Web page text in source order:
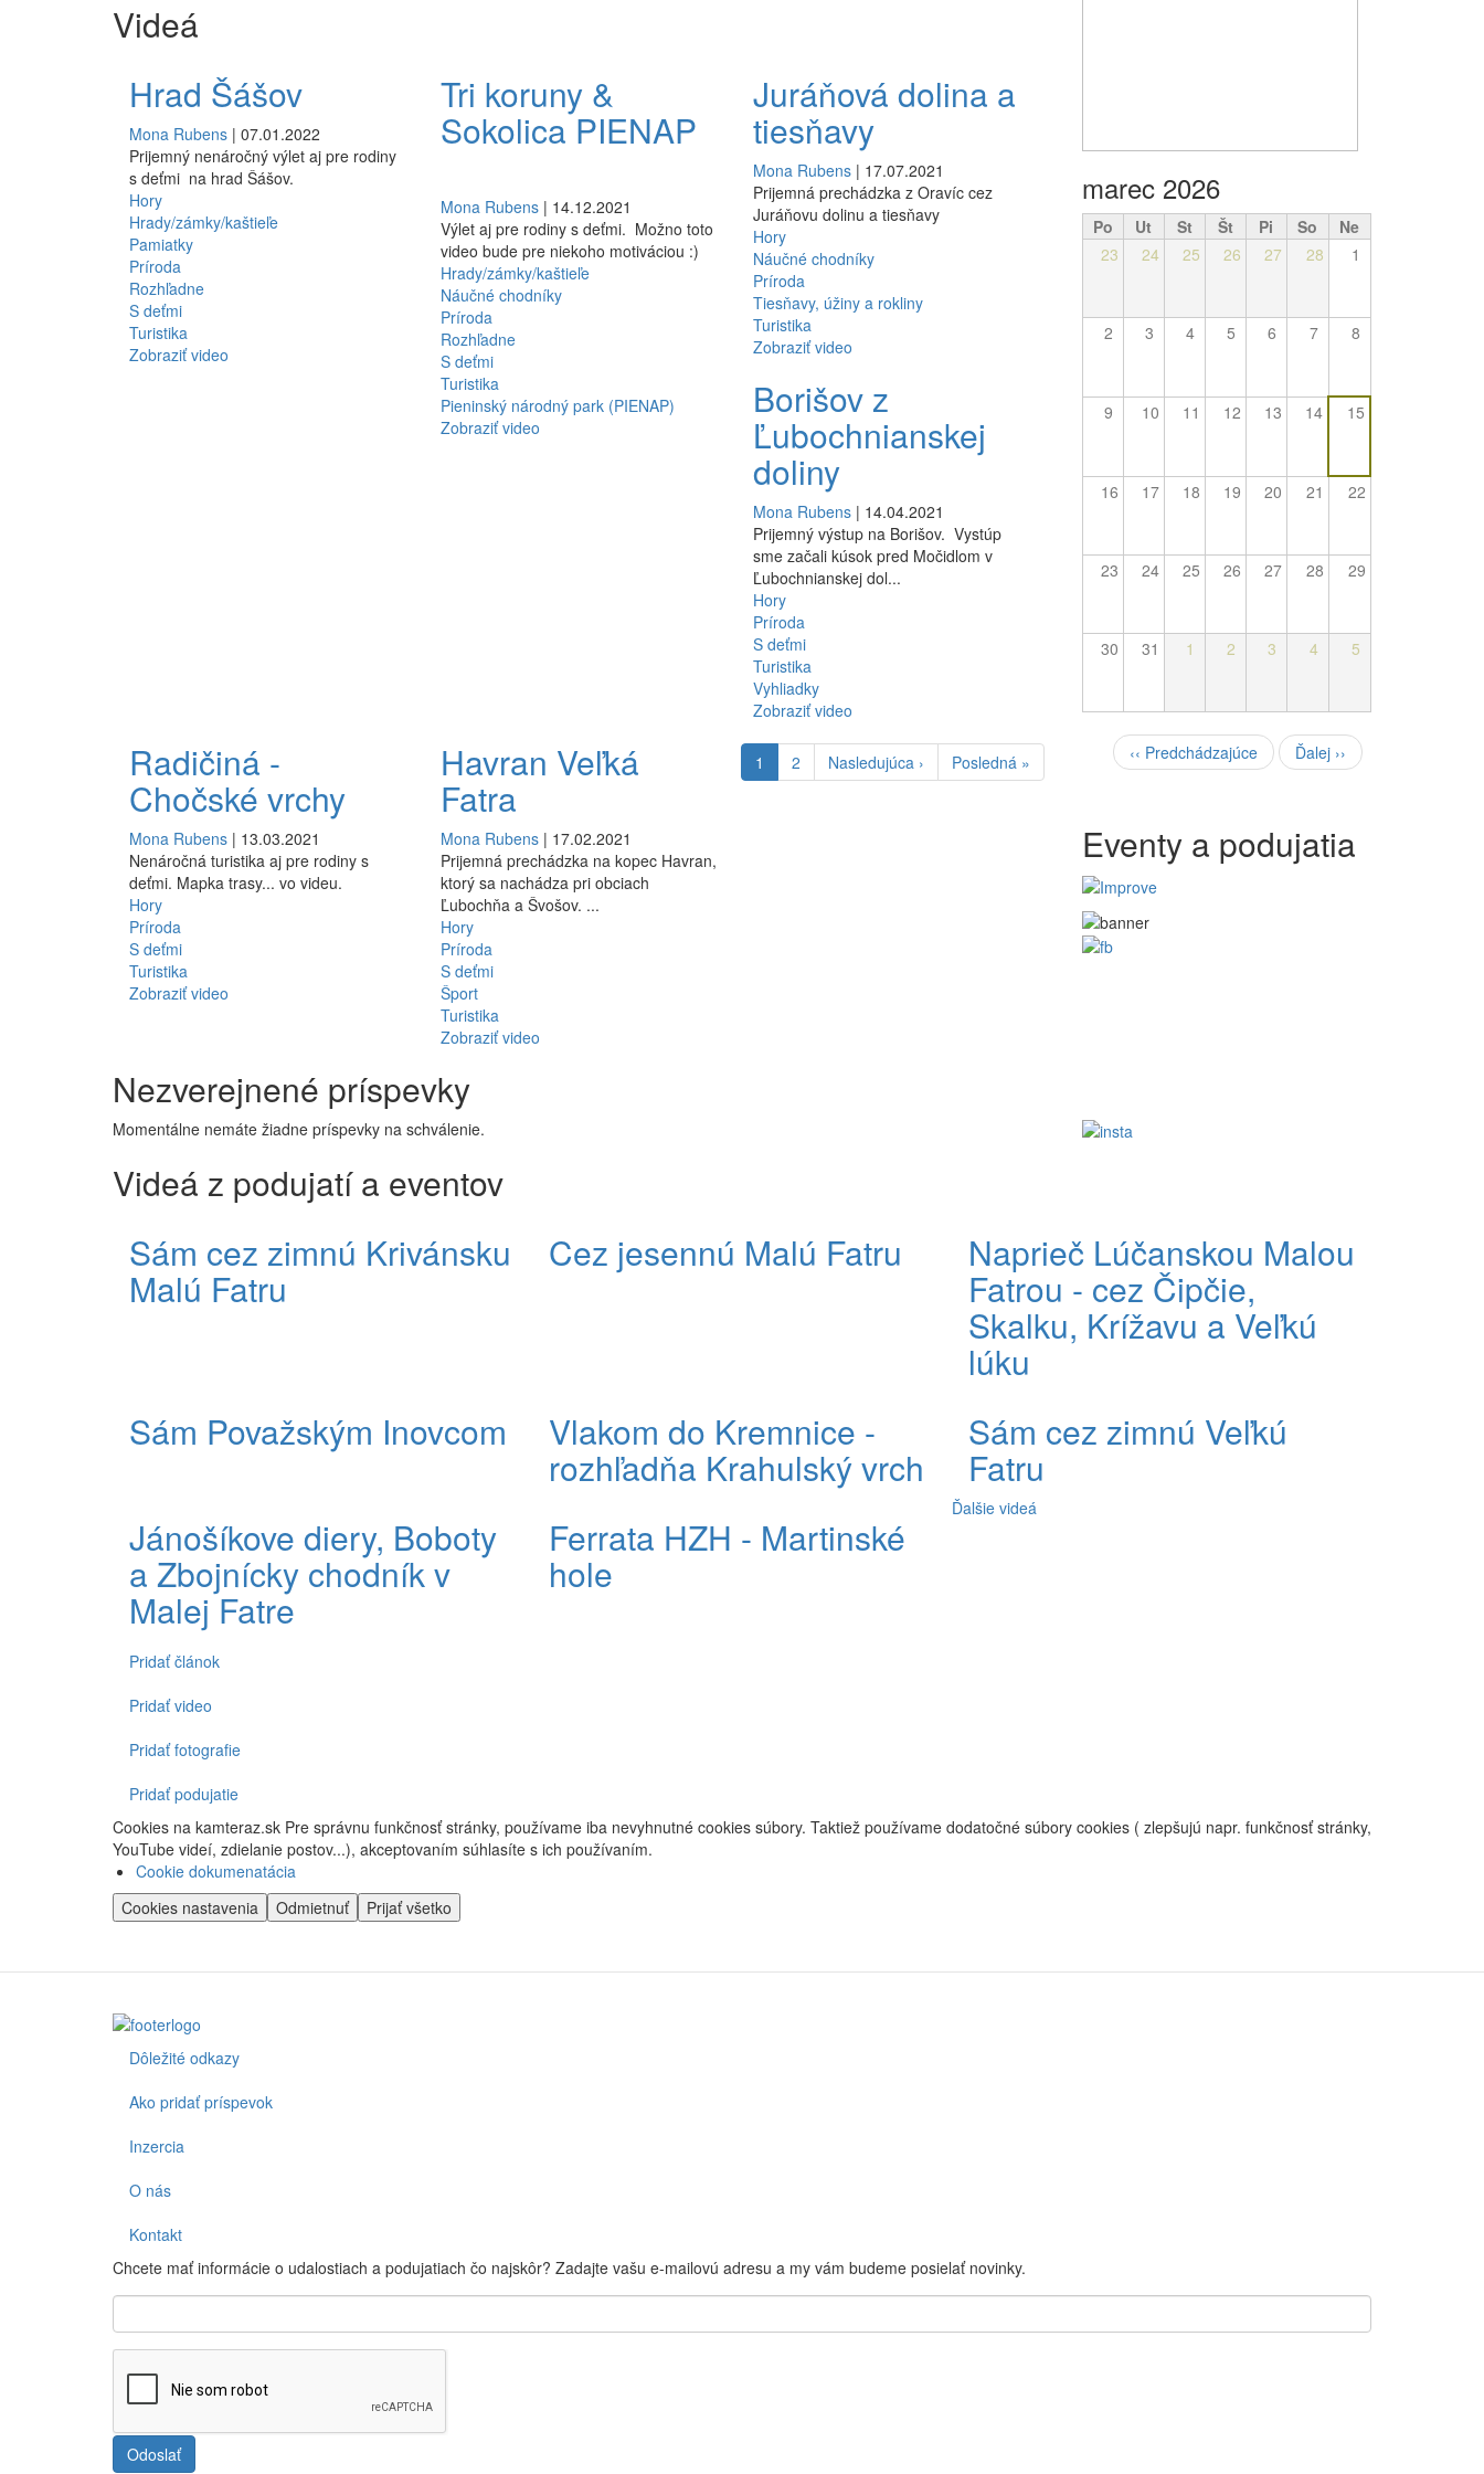
Videá
Hrad Šášov
Mona Rubens | 07.01.2022
Prijemný nenáročný výlet aj pre rodiny
s deťmi na hrad Šášov.
Hory
Hrady/zámky/kaštieľe
Pamiatky
Príroda
Rozhľadne
S deťmi
Turistika
Zobraziť video
Tri koruny &
Sokolica PIENAP
Mona Rubens | 14.12.2021
Výlet aj pre rodiny s deťmi. Možno toto
video bude pre niekoho motiváciou :)
Hrady/zámky/kaštieľe
Náučné chodníky
Príroda
Rozhľadne
S deťmi
Turistika
Pieninský národný park (PIENAP)
Zobraziť video
Juráňová dolina a
tiesňavy
Mona Rubens| 17.07.2021
Prijemná prechádzka z Oravíc cez
Juráňovu dolinu a tiesňavy
Hory
Náučné chodníky
Príroda
Tiesňavy, úžiny a rokliny
Turistika
Zobraziť video
Borišov z
Ľubochnianskej
doliny
Mona Rubens| 14.04.2021
Prijemný výstup na Borišov. Vystúp
sme začali kúsok pred Močidlom v
Ľubochnianskej dol...
Hory
Príroda
S deťmi
Turistika
Vyhliadky
Zobraziť video
Radičiná -
Chočské vrchy
Mona Rubens | 13.03.2021
Nenáročná turistika aj pre rodiny s
deťmi. Mapka trasy... vo videu.
Hory
Príroda
S deťmi
Turistika
Zobraziť video
Havran Veľká
Fatra
Mona Rubens | 17.02.2021
Prijemná prechádzka na kopec Havran,
ktorý sa nachádza pri obciach
Ľubochňa a Švošov. ...
Hory
Príroda
S deťmi
Šport
Turistika
Zobraziť video
Aktuálna
stránka
1 Stránka
2
Ďalšia
strana
Nasledujúca ›
Posledná
strana
Posledná »
Nezverejnené príspevky
Momentálne nemáte žiadne príspevky na schválenie.
marec 2026
Po Ut St Št Pi So
Ne
23
24 25 26 27 28 1
2 3 4 5 6 7 8
9 10 11 12 13 14 15
16 17 18 19 20 21 22
23 24 25 26 27 28 29
30 31 1 2 3 4 5
Pagination
‹‹ Predchádzajúce Ďalej ››
Eventy a podujatia
Videá z podujatí a eventov
Sám cez zimnú Krivánsku
Malú Fatru
Cez jesennú Malú Fatru Naprieč Lúčanskou Malou
Fatrou - cez Čipčie,
Skalku, Krížavu a Veľkú
lúku
Sám Považským Inovcom
Vlakom do Kremnice -
rozhľadňa Krahulský vrch
Sám cez zimnú Veľkú
Fatru
Jánošíkove diery, Boboty
a Zbojnícky chodník v
Malej Fatre
Ferrata HZH - Martinské
hole
Ďalšie videá
Spodné
menu
Pridať článok
Pridať video
Pridať fotografie
Pridať podujatie
Cookies na kamteraz.sk Pre správnu funkčnosť stránky, používame iba nevyhnutné cookies súbory. Taktiež používame dodatočné súbory cookies ( zlepšujú napr. funkčnosť stránky,
YouTube videí, zdielanie postov...), akceptovaním súhlasíte s ich používaním.
Cookie dokumenatácia
Cookies nastavenia
Odmietnuť Prijať všetko
Footer
Dôležité odkazy
Ako pridať príspevok
Inzercia
O nás
Kontakt
Chcete mať informácie o udalostiach a podujatiach čo najskôr? Zadajte vašu e-mailovú adresu a my vám budeme posielať novinky.
Odoslať